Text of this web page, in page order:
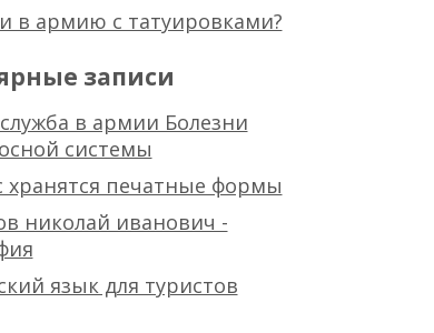
в армию с татуировками?
записи
в армии Болезни
системы
хранятся печатные формы
николай иванович -
язык для туристов